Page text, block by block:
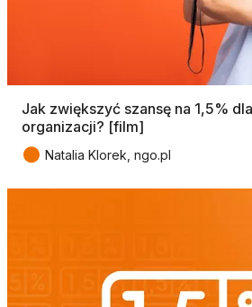
Jak zwiększyć szansę na 1,5%
organizacji? [film]
● Natalia Klorek, ngo.pl